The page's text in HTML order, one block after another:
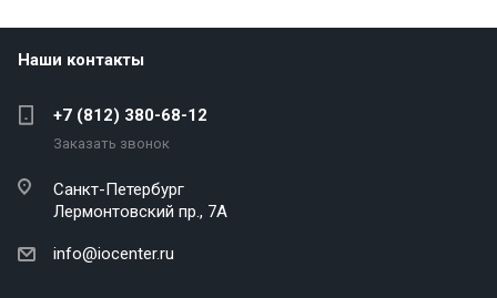
Наши контакты
+7 (812) 380-68-12
Заказать звонок
Санкт-Петербург
Лермонтовский пр., 7А
info@iocenter.ru